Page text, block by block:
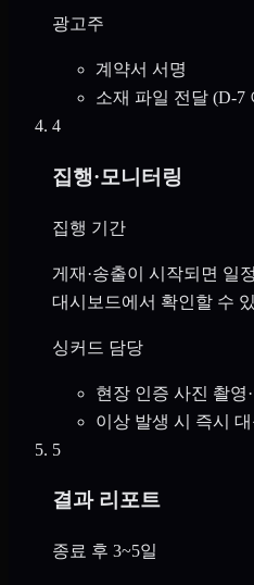
광고주
계약서 서명
소재 파일 전달 (D-7
4
집행·모니터링
집행 기간
게재·송출이 시작되면 일
대시보드에서 확인할 수
싱커드 담당
현장 인증 사진 촬영
이상 발생 시 즉시
5
결과 리포트
종료 후 3~5일